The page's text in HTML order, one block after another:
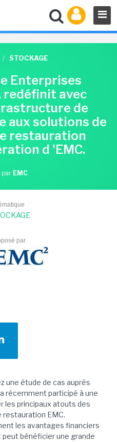
/ STOCKAGE
Enterprises
redéfinit avec
de
aux solutions de
restauration
d 'EMC.
par EMC
par
une étude de cas auprès
récemment participé à une
les principaux atouts des
EMC.
les avantages financiers
bénéficier une grande